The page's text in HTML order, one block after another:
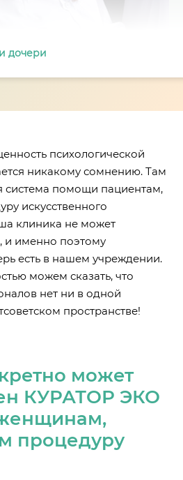
дочери
психологической
никакому сомнению. Там
система помощи пациентам,
искусственного
клиника не может
и именно поэтому
есть в нашем учреждении.
можем сказать, что
нет ни в одной
пространстве!
может
КУРАТОР ЭКО
процедуру